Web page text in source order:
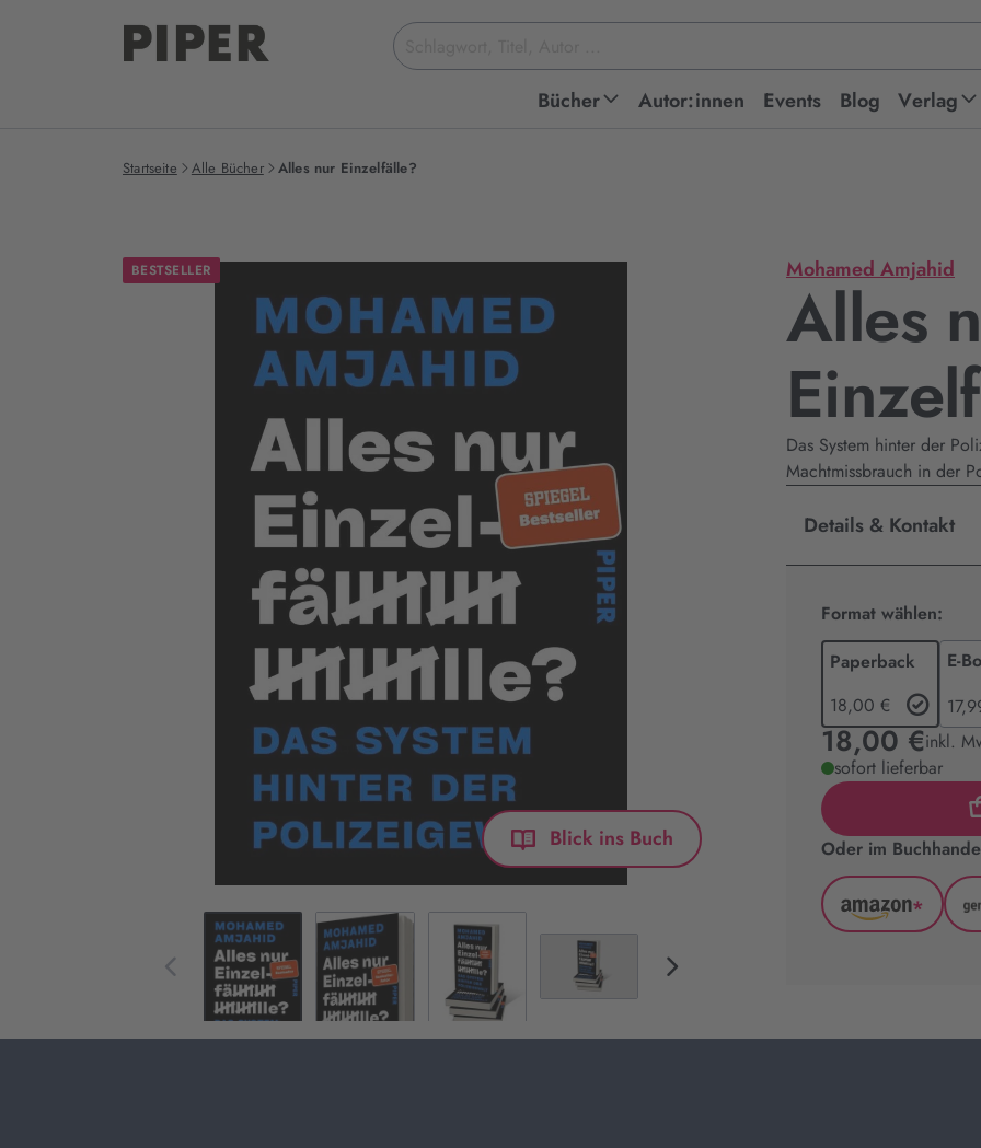
Suchbegriff
eingeben
Bücher Autor:innen Events Blog Verlag
Startseite Alle Bücher Alles nur Einzelfälle?
BESTSELLER
Blick ins Buch
Produktbilder
Mohamed Amjahid
Alles
Das System hinter der
Machtmissbrauch in der
Details & Kontakt
Format wählen:
Paperback
18,00 €
E-
18,00 €inkl.
sofort lieferbar
Oder im
Amazon
geöffnet)
*